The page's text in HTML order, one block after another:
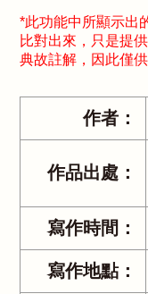
*此功能中所顯示出
比對出來，只是提
典故註解，因此僅
作者：
作品出處：
寫作時間：
寫作地點：